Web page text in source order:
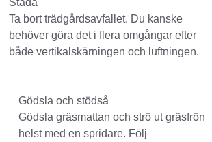
Städa
Ta bort trädgårdsavfallet. Du kanske
behöver göra det i flera omgångar efter
både vertikalskärningen och luftningen.
Gödsla och stödså
Gödsla gräsmattan och strö ut gräsfrön
helst med en spridare. Följ